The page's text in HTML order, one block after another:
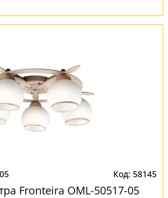
58145
Fronteira OML-50517-05